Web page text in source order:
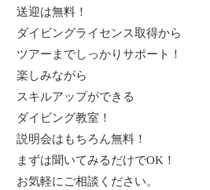
送迎は無料！
ダイビングライセンス取得から
ツアーまでしっかりサポート！
楽しみながら
スキルアップができる
ダイビング教室！
説明会はもちろん無料！
まずは聞いてみるだけでOK ！
お気軽にご相談ください。